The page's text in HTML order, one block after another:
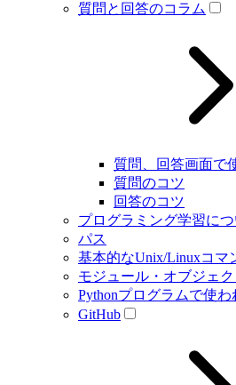
質問と回答のコラム
質問、回答画面で
質問のコツ
回答のコツ
プログラミング学習につ
パス
基本的なUnix/Linuxコマ
モジュール・オブジェ
Pythonプログラムで使
GitHub